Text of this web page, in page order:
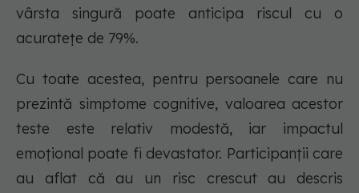
vârsta singură poate anticipa riscul cu o
acuratețe de 79%.
Cu toate acestea, pentru persoanele care nu
prezintă simptome cognitive, valoarea acestor
teste este relativ modestă, iar impactul
emoțional poate fi devastator. Participanții care
au aflat că au un risc crescut au descris